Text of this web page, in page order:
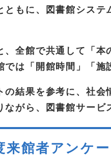
ともに、図書館シス
、全館で共通して「
では「開館時間」「施
の結果を参考に、社
ながら、図書館サービ
来館者アンケー